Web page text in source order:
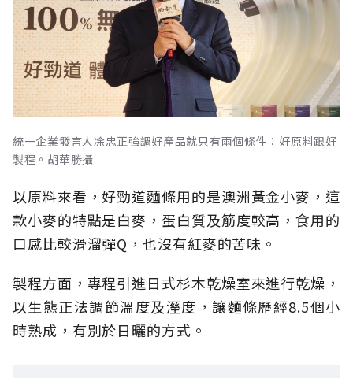
統一企業發言人凃忠正強調好產品就只有兩個條件：好原料跟好
製程。胡華勝攝
以原料來看，好勁道麵條用的是澳洲黃金小麥，這
款小麥的特點是白麥，蛋白質及筋度較高，食用的
口感比較滑溜彈Q，也沒有紅麥的苦味。
製程方面，專程引進日式杉木乾燥室來進行乾燥，
以生態正法調節溫度及溼度，讓麵條歷經8.5個小
時熟成，有別於日曬的方式。